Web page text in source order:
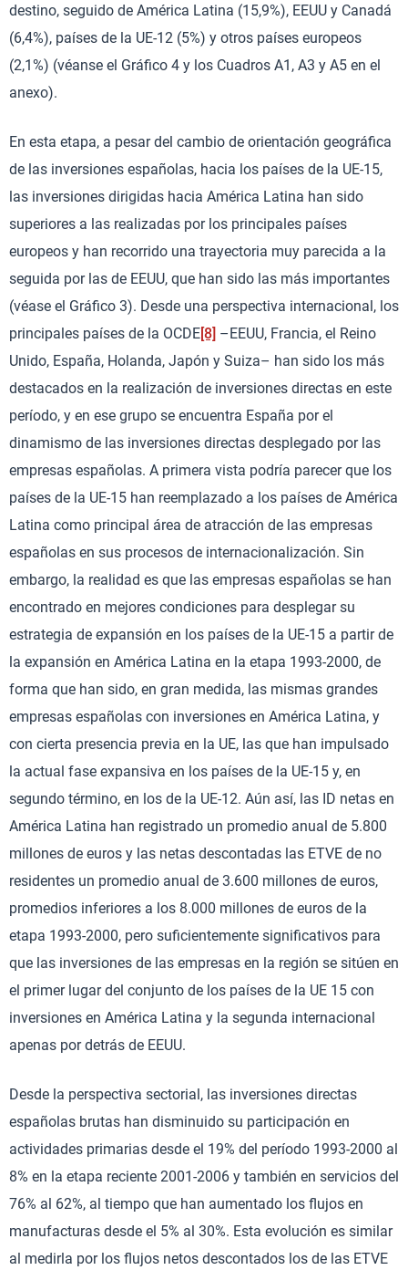
destino, seguido de América Latina (15,9%), EEUU y Canadá
(6,4%), países de la UE-12 (5%) y otros países europeos
(2,1%) (véanse el Gráfico 4 y los Cuadros A1, A3 y A5 en el
anexo).
En esta etapa, a pesar del cambio de orientación geográfica
de las inversiones españolas, hacia los países de la UE-15,
las inversiones dirigidas hacia América Latina han sido
superiores a las realizadas por los principales países
europeos y han recorrido una trayectoria muy parecida a la
seguida por las de EEUU, que han sido las más importantes
(véase el Gráfico 3). Desde una perspectiva internacional, los
principales países de la OCDE[8] –EEUU, Francia, el Reino
Unido, España, Holanda, Japón y Suiza– han sido los más
destacados en la realización de inversiones directas en este
período, y en ese grupo se encuentra España por el
dinamismo de las inversiones directas desplegado por las
empresas españolas. A primera vista podría parecer que los
países de la UE-15 han reemplazado a los países de América
Latina como principal área de atracción de las empresas
españolas en sus procesos de internacionalización. Sin
embargo, la realidad es que las empresas españolas se han
encontrado en mejores condiciones para desplegar su
estrategia de expansión en los países de la UE-15 a partir de
la expansión en América Latina en la etapa 1993-2000, de
forma que han sido, en gran medida, las mismas grandes
empresas españolas con inversiones en América Latina, y
con cierta presencia previa en la UE, las que han impulsado
la actual fase expansiva en los países de la UE-15 y, en
segundo término, en los de la UE-12. Aún así, las ID netas en
América Latina han registrado un promedio anual de 5.800
millones de euros y las netas descontadas las ETVE de no
residentes un promedio anual de 3.600 millones de euros,
promedios inferiores a los 8.000 millones de euros de la
etapa 1993-2000, pero suficientemente significativos para
que las inversiones de las empresas en la región se sitúen en
el primer lugar del conjunto de los países de la UE 15 con
inversiones en América Latina y la segunda internacional
apenas por detrás de EEUU.
Desde la perspectiva sectorial, las inversiones directas
españolas brutas han disminuido su participación en
actividades primarias desde el 19% del período 1993-2000 al
8% en la etapa reciente 2001-2006 y también en servicios del
76% al 62%, al tiempo que han aumentado los flujos en
manufacturas desde el 5% al 30%. Esta evolución es similar
al medirla por los flujos netos descontados los de las ETVE